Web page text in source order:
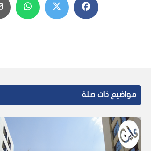
مواضيع ذات صلة